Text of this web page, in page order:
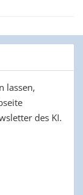
lassen,
des KI.